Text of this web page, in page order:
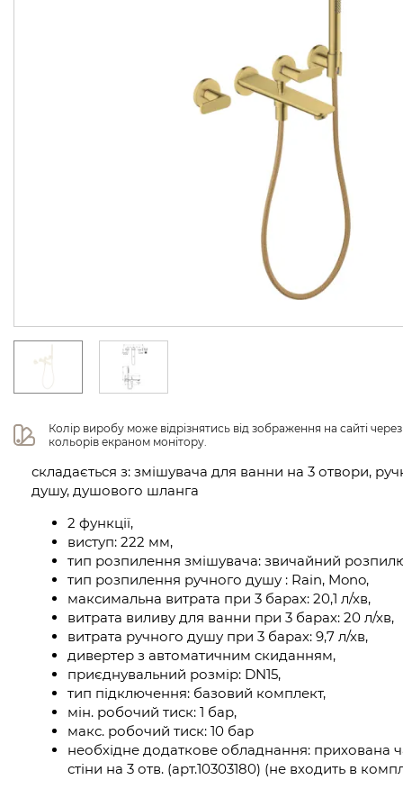
Колір виробу може відрізнятись від зображення на сайті
кольорів екраном монітору.
складається з: змішувача для ванни на 3 отвори,
душу, душового шланга
2 функції,
виступ: 222 мм,
тип розпилення змішувача: звичайний
тип розпилення ручного душу : Rain, Mono,
максимальна витрата при 3 барах: 20,1 л/хв,
витрата виливу для ванни при 3 барах: 20 л/хв,
витрата ручного душу при 3 барах: 9,7 л/хв,
дивертер з автоматичним скиданням,
приєднувальний розмір: DN15,
тип підключення: базовий комплект,
мін. робочий тиск: 1 бар,
макс. робочий тиск: 10 бар
необхідне додаткове обладнання: прихована
стіни на 3 отв. (арт.10303180) (не входить в